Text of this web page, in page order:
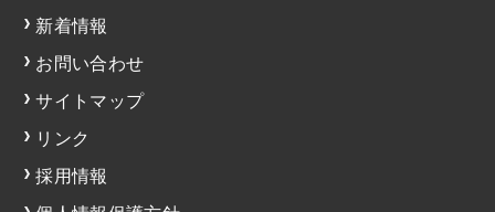
新着情報
お問い合わせ
サイトマップ
リンク
採用情報